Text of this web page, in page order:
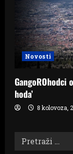
Novosti
hoda’
8 kolovoza,
Pretraži: